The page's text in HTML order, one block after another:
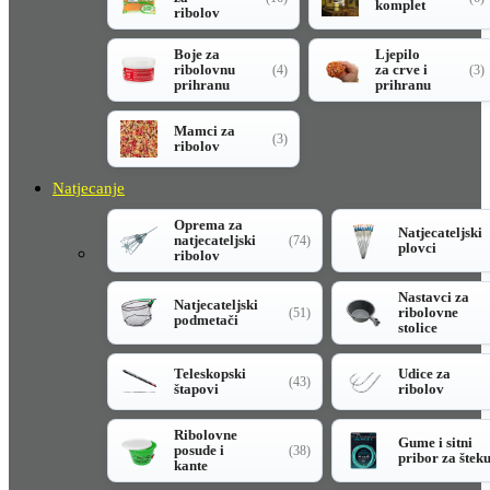
ribolov
komplet
Boje za
ribolovnu
prihranu
(4)
Ljepilo
za crve i
prihranu
(3)
Mamci za
ribolov
(3)
Natjecanje
Oprema za
natjecateljski
ribolov
(74)
Natjecateljski
plovci
Natjecateljski
podmetači
(51)
Nastavci za
ribolovne
stolice
Teleskopski
štapovi
(43)
Udice za
ribolov
Ribolovne
posude i
kante
(38)
Gume i sitni
pribor za šteku